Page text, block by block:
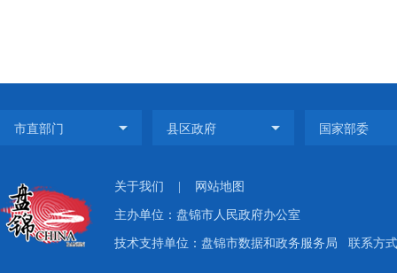
关于我们 网站地图
主办单位：盘锦市人民政府办公室
技术支持单位：盘锦市数据和政务服务局 联系方